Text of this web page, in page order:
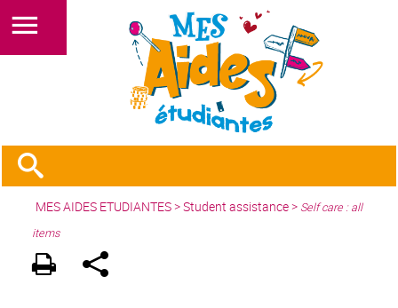
MES AIDES ETUDIANTES>Student assistance> Self care : all
items